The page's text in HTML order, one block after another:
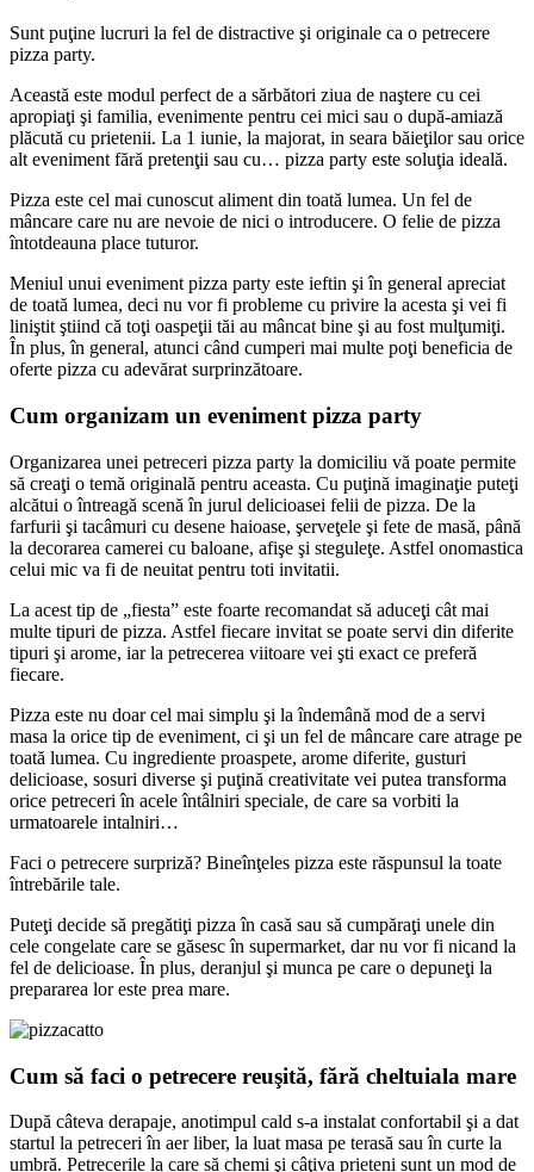
Sunt puţine lucruri la fel de distractive şi originale ca o petrecere
pizza party.
Această este modul perfect de a sărbători ziua de naştere cu cei
apropiaţi şi familia, evenimente pentru cei mici sau o după-amiază
plăcută cu prietenii. La 1 iunie, la majorat, in seara băieţilor sau orice
alt eveniment fără pretenţii sau cu… pizza party este soluţia ideală.
Pizza este cel mai cunoscut aliment din toată lumea. Un fel de
mâncare care nu are nevoie de nici o introducere. O felie de pizza
întotdeauna place tuturor.
Meniul unui eveniment pizza party este ieftin şi în general apreciat
de toată lumea, deci nu vor fi probleme cu privire la acesta şi vei fi
liniştit ştiind că toţi oaspeţii tăi au mâncat bine şi au fost mulţumiţi.
În plus, în general, atunci când cumperi mai multe poţi beneficia de
oferte pizza cu adevărat surprinzătoare.
Cum organizam un eveniment pizza party
Organizarea unei petreceri pizza party la domiciliu vă poate permite
să creaţi o temă originală pentru aceasta. Cu puţină imaginaţie puteţi
alcătui o întreagă scenă în jurul delicioasei felii de pizza. De la
farfurii şi tacâmuri cu desene haioase, şerveţele şi fete de masă, până
la decorarea camerei cu baloane, afişe şi steguleţe. Astfel onomastica
celui mic va fi de neuitat pentru toti invitatii.
La acest tip de „fiesta” este foarte recomandat să aduceţi cât mai
multe tipuri de pizza. Astfel fiecare invitat se poate servi din diferite
tipuri şi arome, iar la petrecerea viitoare vei şti exact ce preferă
fiecare.
Pizza este nu doar cel mai simplu şi la îndemână mod de a servi
masa la orice tip de eveniment, ci şi un fel de mâncare care atrage pe
toată lumea. Cu ingrediente proaspete, arome diferite, gusturi
delicioase, sosuri diverse şi puţină creativitate vei putea transforma
orice petreceri în acele întâlniri speciale, de care sa vorbiti la
urmatoarele intalniri…
Faci o petrecere surpriză? Bineînţeles pizza este răspunsul la toate
întrebările tale.
Puteţi decide să pregătiţi pizza în casă sau să cumpăraţi unele din
cele congelate care se găsesc în supermarket, dar nu vor fi nicand la
fel de delicioase. În plus, deranjul şi munca pe care o depuneţi la
prepararea lor este prea mare.
Cum să faci o petrecere reuşită, fără cheltuiala mare
După câteva derapaje, anotimpul cald s-a instalat confortabil şi a dat
startul la petreceri în aer liber, la luat masa pe terasă sau în curte la
umbră. Petrecerile la care să chemi şi câţiva prieteni sunt un mod de